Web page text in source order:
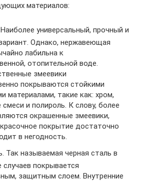
материалов:
универсальный, прочный и
Однако, нержавеющая
лабильна к
отопительной воде.
змеевики
покрываются стойкими
материалами, такие как: хром,
и полироль. К слову, более
окрашенные змеевики,
покрытие достаточно
в негодность.
Так называемая черная сталь в
покрывается
защитным слоем. Внутренние